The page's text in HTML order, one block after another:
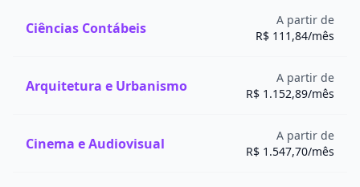
: Aborda as
teorias psicológicas que influenciam o aprendizado da
Estágio Supervisionado em Escolas
: Aplicação dos
conhecimentos teóricos em sala de aula, com
educacional.
Se você deseja descobrir se o curso de Dança é a
Ciências Contábeis
A partir de
R$ 111,84/mês
Arquitetura e Urbanismo
A partir de
R$ 1.152,89/mês
Cinema e Audiovisual
A partir de
R$ 1.547,70/mês